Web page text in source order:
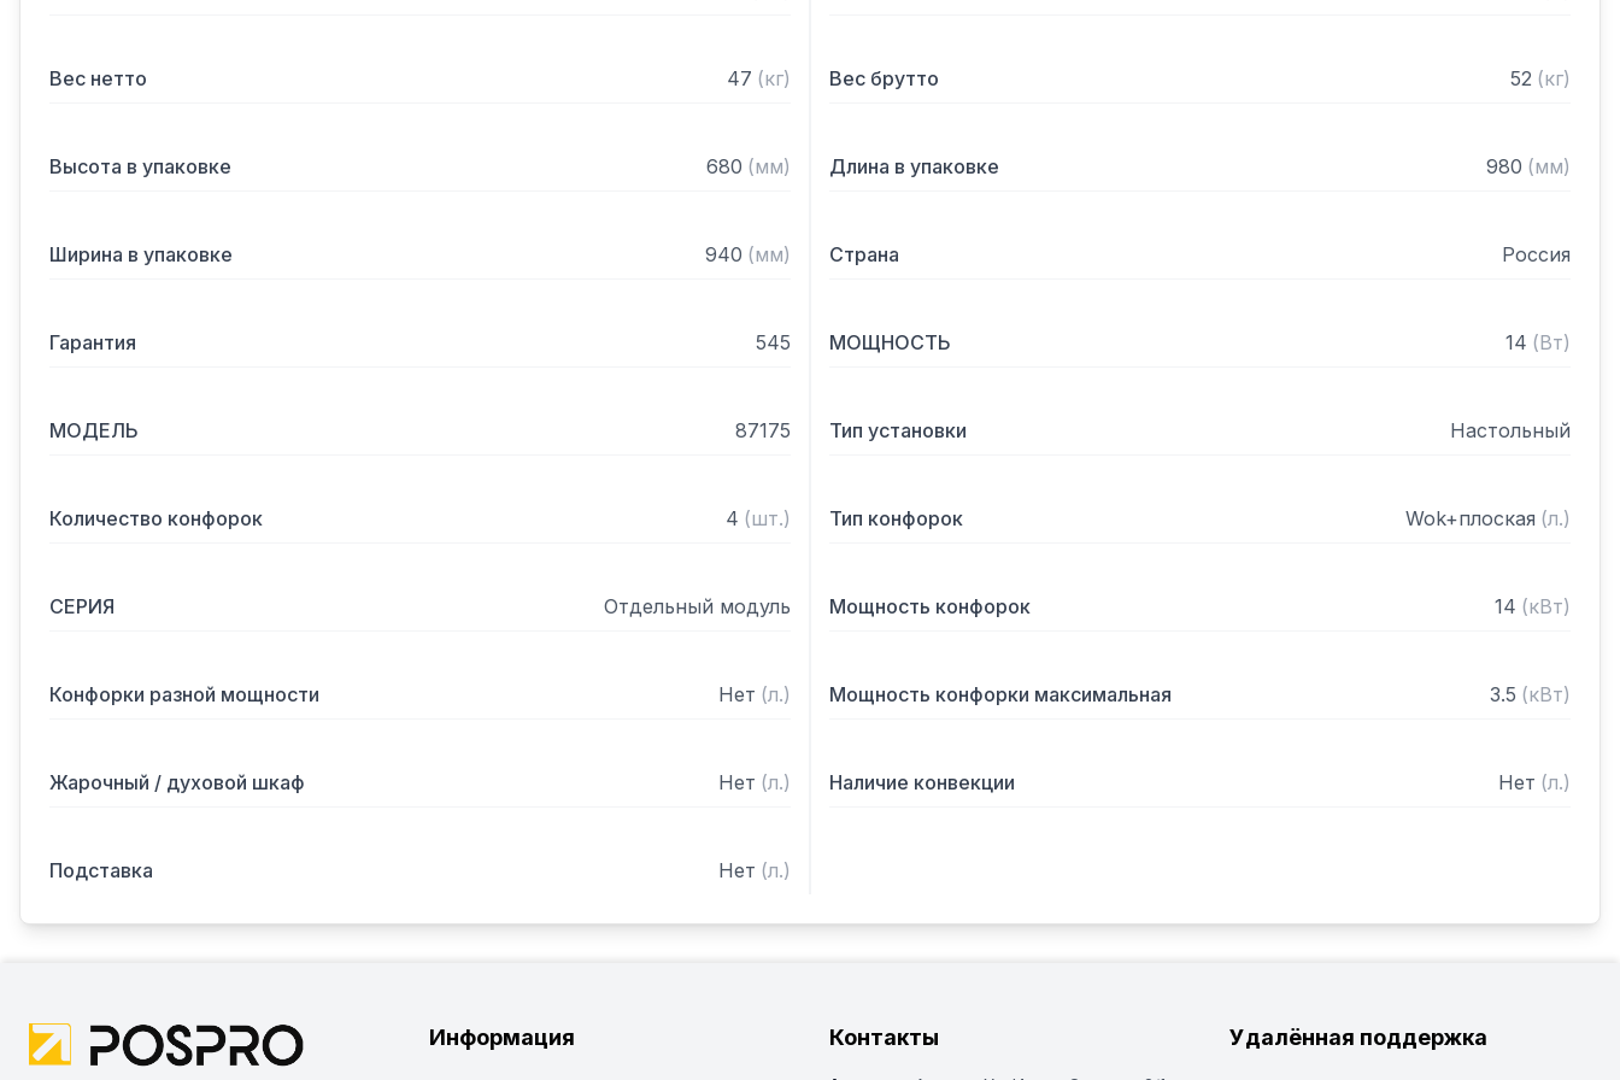
— 9 уровней мощности
Вес нетто 47 (кг) Вес брутто 52 (кг)
Высота в упаковке 680 (мм) Длина в упаковке 980 (мм)
Ширина в упаковке 940 (мм) Страна Россия
Гарантия 545 МОЩНОСТЬ 14 (Вт)
МОДЕЛЬ 87175 Тип установки Настольный
Количество конфорок 4 (шт.) Тип конфорок Wok+плоская (л.)
СЕРИЯ Отдельный модуль Мощность конфорок 14 (кВт)
Конфорки разной мощности Нет (л.) Мощность конфорки максимальная 3.5 (кВт)
Жарочный / духовой шкаф Нет (л.) Наличие конвекции Нет (л.)
Подставка Нет (л.)
Информация Контакты Удалённая поддержка